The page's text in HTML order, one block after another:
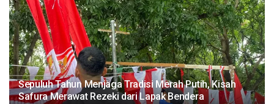
Sepuluh Tahun Menjaga Tradisi Merah Putih, Kisah
Safura Merawat Rezeki dari Lapak Bendera